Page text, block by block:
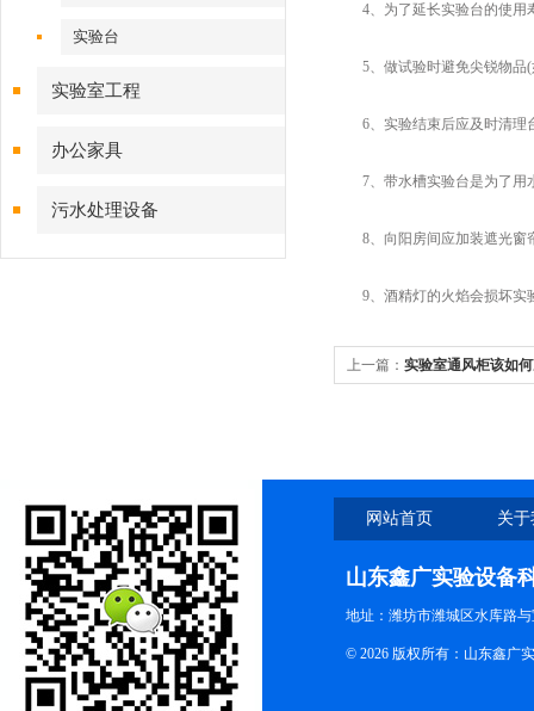
实验台
实验室工程
办公家具
污水处理设备
4、为了延长实验台的使用寿
5、做试验时避免尖锐物品(
6、实验结束后应及时清理
7、带水槽实验台是为了用
8、向阳房间应加装遮光窗
9、酒精灯的火焰会损坏实
上一篇： 实验室通风柜该如
网站首页 关
山东鑫广实验设备
地址：潍坊市潍城区水库路
© 2026 版权所有：山东鑫广